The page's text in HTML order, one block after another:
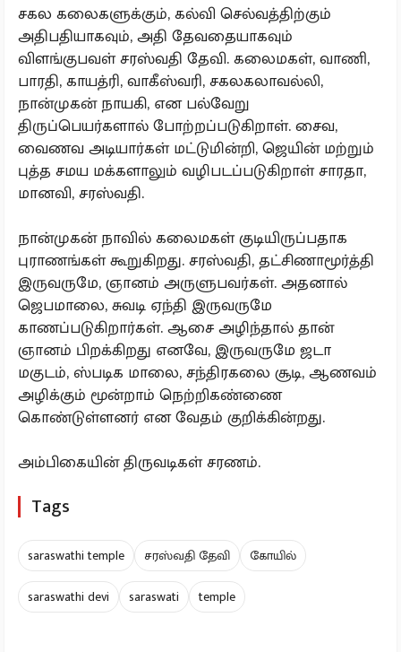
சகல கலைகளுக்கும், கல்வி செல்வத்திற்கும்
அதிபதியாகவும், அதி தேவதையாகவும்
விளங்குபவள் சரஸ்வதி தேவி. கலைமகள், வாணி,
பாரதி, காயத்ரி, வாகீஸ்வரி, சகலகலாவல்லி,
நான்முகன் நாயகி, என பல்வேறு
திருப்பெயர்களால் போற்றப்படுகிறாள். சைவ,
வைணவ அடியார்கள் மட்டுமின்றி, ஜெயின் மற்றும்
புத்த சமய மக்களாலும் வழிபடப்படுகிறாள் சாரதா,
மானவி, சரஸ்வதி.
நான்முகன் நாவில் கலைமகள் குடியிருப்பதாக
புராணங்கள் கூறுகிறது. சரஸ்வதி, தட்சிணாமூர்த்தி
இருவருமே, ஞானம் அருளுபவர்கள். அதனால்
ஜெபமாலை, சுவடி ஏந்தி இருவருமே
காணப்படுகிறார்கள். ஆசை அழிந்தால் தான்
ஞானம் பிறக்கிறது எனவே, இருவருமே ஜடா
மகுடம், ஸ்படிக மாலை, சந்திரகலை சூடி, ஆணவம்
அழிக்கும் மூன்றாம் நெற்றிகண்ணை
கொண்டுள்ளனர் என வேதம் குறிக்கின்றது.
அம்பிகையின் திருவடிகள் சரணம்.
Tags
saraswathi temple சரஸ்வதி தேவி
கோயில்
saraswathi devi
saraswati temple